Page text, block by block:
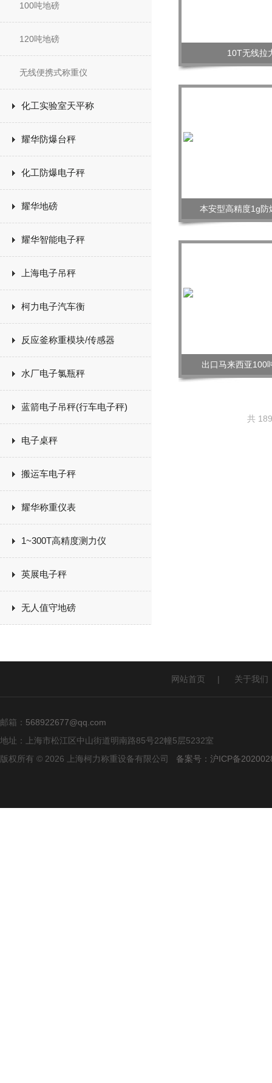
100吨地磅
120吨地磅
无线便携式称重仪
化工实验室天平称
耀华防爆台秤
化工防爆电子秤
耀华地磅
耀华智能电子秤
上海电子吊秤
柯力电子汽车衡
反应釜称重模块/传感器
水厂电子氯瓶秤
蓝箭电子吊秤(行车电子秤)
电子桌秤
搬运车电子秤
耀华称重仪表
1~300T高精度测力仪
英展电子秤
无人值守地磅
10T无线拉
本安型高精度1g防
出口马来西亚100
共
网站首页 | 关于我们
邮箱： 568922677@qq.com
地址：上海市松江区中山街道明南路85号22幢5层5232室
版权所有 © 2026 上海柯力称重设备有限公司 备案号：沪ICP备